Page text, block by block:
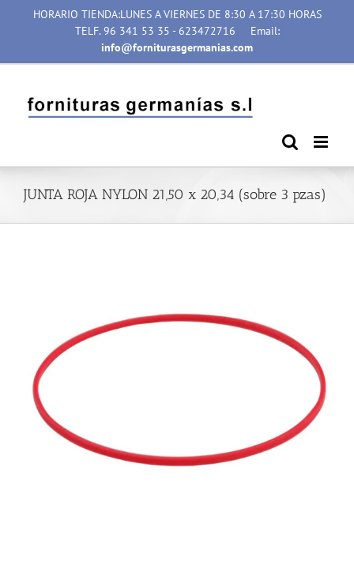
HORARIO TIENDA:LUNES A VIERNES DE 8:30 A 17:30 HORAS
TELF. 96 341 53 35 - 623472716
Email:
info@forniturasgermanias.com
JUNTA ROJA NYLON 21,50 x 20,34 (sobre 3 pzas)